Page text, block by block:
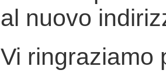
al nuovo
Vi ringraziamo